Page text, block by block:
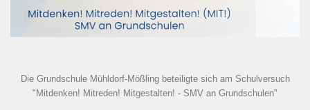
Die Grundschule Mühldorf-Mößling beteiligte sich am Schulversuch
"Mitdenken! Mitreden! Mitgestalten! - SMV an Grundschulen"